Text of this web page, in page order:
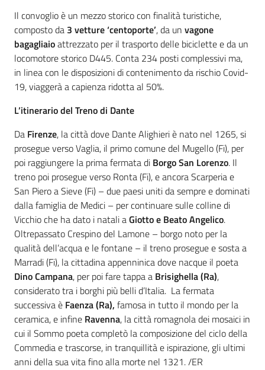
Il convoglio è un mezzo storico con finalità turistiche,
composto da 3 vetture ‘centoporte’, da un vagone
bagagliaioattrezzato per il trasporto delle biciclette e da un
locomotore storico D445. Conta 234 posti complessivi ma,
in linea con le disposizioni di contenimento da rischio Covid-
19, viaggerà a capienza ridotta al 50%.
L’itinerario del Treno di Dante
Da Firenze, la città dove Dante Alighieri è nato nel 1265, si
prosegue verso Vaglia, il primo comune del Mugello (Fi), per
poi raggiungere la prima fermata di Borgo San Lorenzo. Il
treno poi prosegue verso Ronta (Fi), e ancora Scarperia e
San Piero a Sieve (Fi) – due paesi uniti da sempre e dominati
dalla famiglia de Medici – per continuare sulle colline di
Vicchio che ha dato i natali aGiotto e Beato Angelico.
Oltrepassato Crespino del Lamone – borgo noto per la
qualità dell’acqua e le fontane – il treno prosegue e sosta a
Marradi (Fi), la cittadina appenninica dove nacque il poeta
Dino Campana, per poi fare tappa a Brisighella (Ra),
considerato tra i borghi più belli d’Italia. La fermata
successiva è Faenza (Ra), famosa in tutto il mondo per la
ceramica, e infine Ravenna, la città romagnola dei mosaici in
cui il Sommo poeta completò la composizione del ciclo della
Commedia e trascorse, in tranquillità e ispirazione, gli ultimi
anni della sua vita fino alla morte nel 1321. /ER